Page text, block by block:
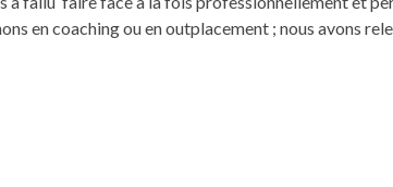
en coaching ou en outplacement ; nous avons